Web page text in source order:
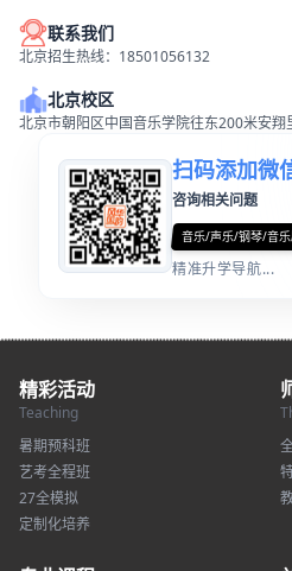
联系我们
北京招生热线：18501056132
北京校区
北京市朝阳区中国音乐学院往东200米安翔
扫码添加微
咨询相关问题
音乐/声乐/钢琴/音乐
精准升学导航...
精彩活动
Teaching
暑期预科班
艺考全程班
27全模拟
定制化培养